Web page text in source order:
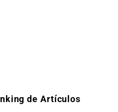
de Artículos